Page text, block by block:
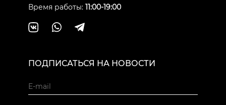
Время работы: 11:00-19:00
ПОДПИСАТЬСЯ НА НОВОСТИ